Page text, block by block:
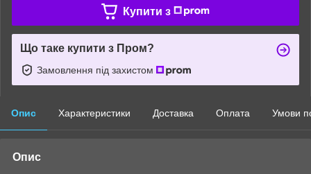
Купити з
Що таке купити з Пром?
Замовлення під захистом
Опис Характеристики Доставка Оплата Умови
Опис